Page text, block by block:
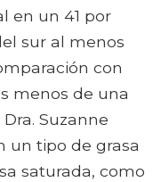
en un 41 por
sur al menos
con
menos de una
Suzanne
un tipo de grasa
saturada, como